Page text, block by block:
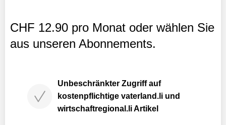
CHF 12.90 pro Monat oder wählen Sie
aus unseren Abonnements.
Unbeschränkter Zugriff auf
kostenpflichtige vaterland.li und
wirtschaftregional.li Artikel